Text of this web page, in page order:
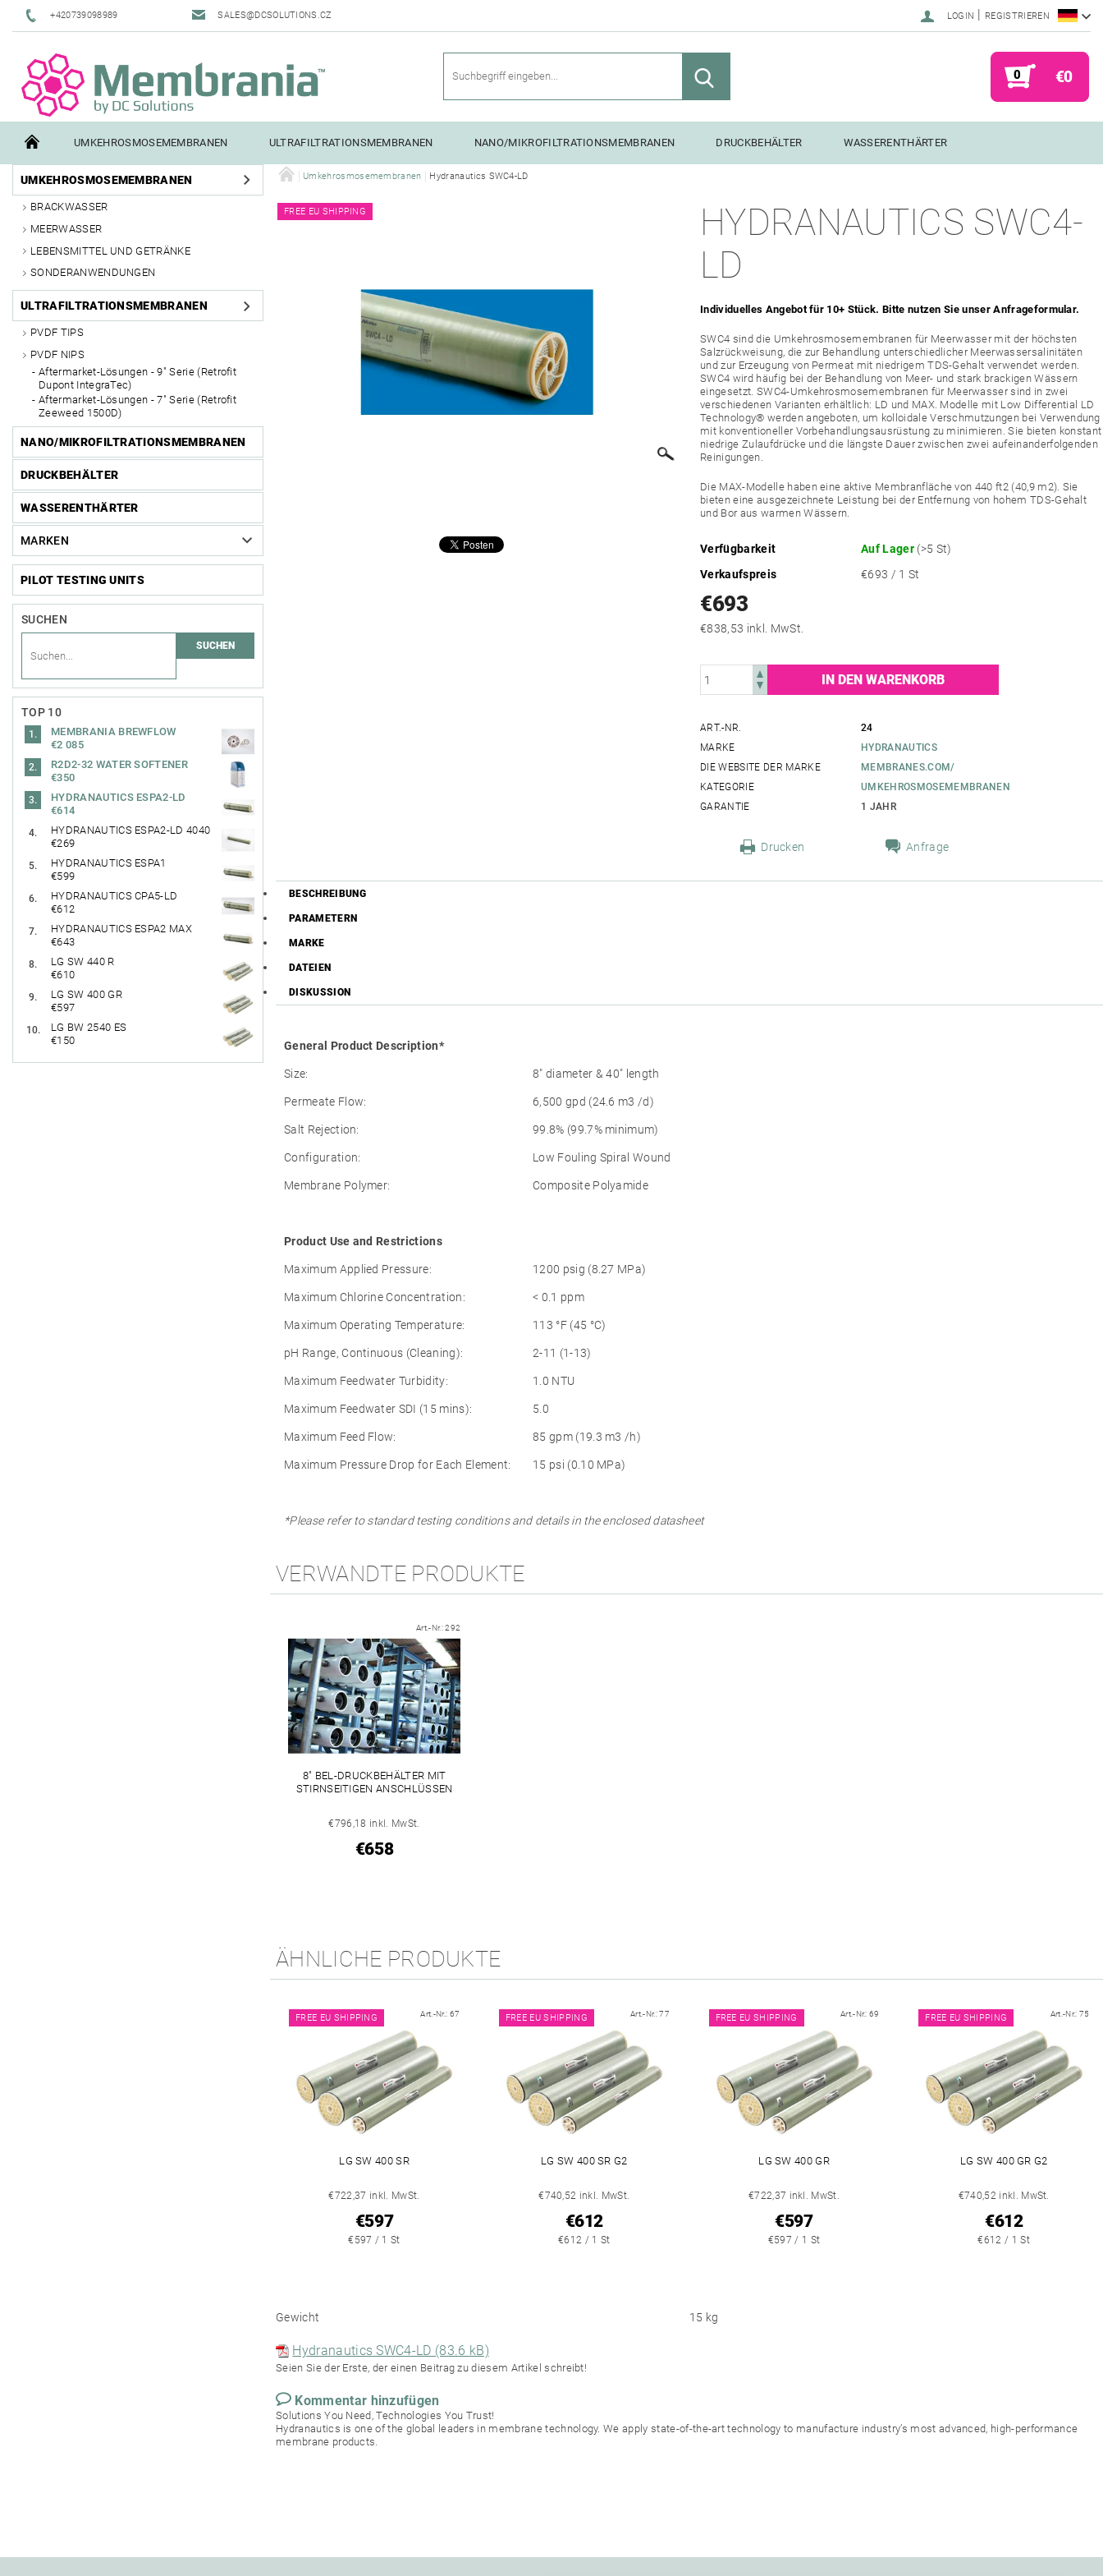
+420739098989 SALES@DCSOLUTIONS.CZ LOGIN | REGISTRIEREN
0 €0
UMKEHROSMOSEMEMBRANEN ULTRAFILTRATIONSMEMBRANEN NANO/MIKROFILTRATIONSMEMBRANEN DRUCKBEHÄLTER WASSERENTHÄRTER
TERMS AND CONDITIONS CONTACTS PILOT TESTING UNITS
UMKEHROSMOSEMEMBRANEN
BRACKWASSER
MEERWASSER
LEBENSMITTEL UND GETRÄNKE
SONDERANWENDUNGEN
ULTRAFILTRATIONSMEMBRANEN
PVDF TIPS
PVDF NIPS
Aftermarket-Lösungen - 9" Serie (Retrofit
Dupont IntegraTec)
Aftermarket-Lösungen - 7" Serie (Retrofit
Zeeweed 1500D)
NANO/MIKROFILTRATIONSMEMBRANEN
DRUCKBEHÄLTER
WASSERENTHÄRTER
MARKEN
PILOT TESTING UNITS
SUCHEN
TOP 10
MEMBRANIA BREWFLOW
€2 085
R2D2-32 WATER SOFTENER
€350
HYDRANAUTICS ESPA2-LD
€614
HYDRANAUTICS ESPA2-LD 4040
€269
HYDRANAUTICS ESPA1
€599
HYDRANAUTICS CPA5-LD
€612
HYDRANAUTICS ESPA2 MAX
€643
LG SW 440 R
€610
LG SW 400 GR
€597
LG BW 2540 ES
€150
Umkehrosmosemembranen Hydranautics SWC4-LD
FREE EU SHIPPING
HYDRANAUTICS SWC4-
LD
Individuelles Angebot für 10+ Stück. Bitte nutzen Sie unser Anfrageformular.
SWC4 sind die Umkehrosmosemembranen für Meerwasser mit der höchsten
Salzrückweisung, die zur Behandlung unterschiedlicher Meerwassersalinitäten
und zur Erzeugung von Permeat mit niedrigem TDS-Gehalt verwendet werden.
SWC4 wird häufig bei der Behandlung von Meer- und stark brackigen Wässern
eingesetzt. SWC4-Umkehrosmosemembranen für Meerwasser sind in zwei
verschiedenen Varianten erhältlich: LD und MAX. Modelle mit Low Differential LD
Technology® werden angeboten, um kolloidale Verschmutzungen bei Verwendung
mit konventioneller Vorbehandlungsausrüstung zu minimieren. Sie bieten konstant
niedrige Zulaufdrücke und die längste Dauer zwischen zwei aufeinanderfolgenden
Reinigungen.
Die MAX-Modelle haben eine aktive Membranfläche von 440 ft2 (40,9 m2). Sie
bieten eine ausgezeichnete Leistung bei der Entfernung von hohem TDS-Gehalt
und Bor aus warmen Wässern.
Verfügbarkeit Auf Lager (>5 St)
Verkaufspreis
€693 / 1 St
€693
€838,53 inkl. MwSt.
ART.-NR.
24
MARKE
HYDRANAUTICS
DIE WEBSITE DER MARKE
MEMBRANES.COM/
KATEGORIE
UMKEHROSMOSEMEMBRANEN
GARANTIE
1 JAHR
Drucken Anfrage
BESCHREIBUNG
PARAMETERN
MARKE
DATEIEN
DISKUSSION
General Product Description*
Size: 8″ diameter & 40″ length
Permeate Flow: 6,500 gpd (24.6 m3 /d)
Salt Rejection: 99.8% (99.7% minimum)
Configuration: Low Fouling Spiral Wound
Membrane Polymer: Composite Polyamide
Product Use and Restrictions
Maximum Applied Pressure: 1200 psig (8.27 MPa)
Maximum Chlorine Concentration: < 0.1 ppm
Maximum Operating Temperature: 113 °F (45 °C)
pH Range, Continuous (Cleaning): 2-11 (1-13)
Maximum Feedwater Turbidity: 1.0 NTU
Maximum Feedwater SDI (15 mins): 5.0
Maximum Feed Flow: 85 gpm (19.3 m3 /h)
Maximum Pressure Drop for Each Element: 15 psi (0.10 MPa)
*Please refer to standard testing conditions and details in the enclosed datasheet
VERWANDTE PRODUKTE
Art.-Nr.:292
8" BEL-DRUCKBEHÄLTER MIT
STIRNSEITIGEN ANSCHLÜSSEN
€796,18 inkl. MwSt.
€658
ÄHNLICHE PRODUKTE
FREE EU SHIPPING Art.-Nr.: 67
LG SW 400 SR
€722,37 inkl. MwSt.
€597
€597 / 1 St
FREE EU SHIPPING Art.-Nr.:77
LG SW 400 SR G2
€740,52 inkl. MwSt.
€612
€612 / 1 St
FREE EU SHIPPING Art.-Nr.:69
LG SW 400 GR
€722,37 inkl. MwSt.
€597
€597 / 1 St
FREE EU SHIPPING Art.-Nr.: 75
LG SW 400 GR G2
€740,52 inkl. MwSt.
€612
€612 / 1 St
Gewicht 15 kg
Hydranautics SWC4-LD (83.6 kB)
Seien Sie der Erste, der einen Beitrag zu diesem Artikel schreibt!
Kommentar hinzufügen
Solutions You Need, Technologies You Trust!
Hydranautics is one of the global leaders in membrane technology. We apply state-of-the-art technology to manufacture industry’s most advanced, high-performance
membrane products.